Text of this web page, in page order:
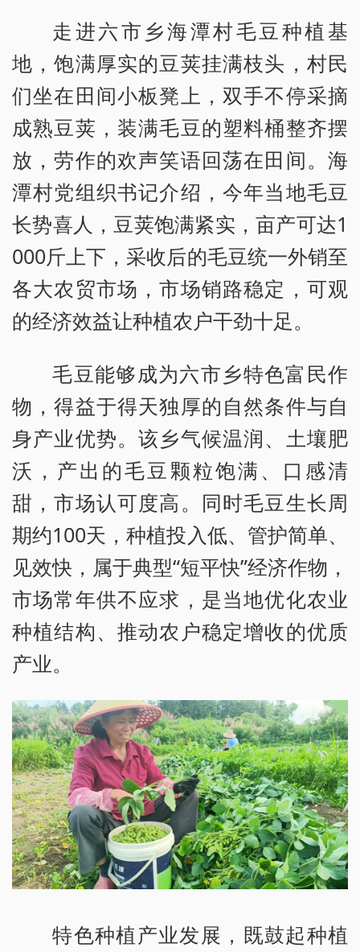
走进六市乡海潭村毛豆种植基
地，饱满厚实的豆荚挂满枝头，村民
们坐在田间小板凳上，双手不停采摘
成熟豆荚，装满毛豆的塑料桶整齐摆
放，劳作的欢声笑语回荡在田间。海
潭村党组织书记介绍，今年当地毛豆
长势喜人，豆荚饱满紧实，亩产可达1
000斤上下，采收后的毛豆统一外销至
各大农贸市场，市场销路稳定，可观
的经济效益让种植农户干劲十足。
毛豆能够成为六市乡特色富民作
物，得益于得天独厚的自然条件与自
身产业优势。该乡气候温润、土壤肥
沃，产出的毛豆颗粒饱满、口感清
甜，市场认可度高。同时毛豆生长周
期约100天，种植投入低、管护简单、
见效快，属于典型“短平快”经济作物，
市场常年供不应求，是当地优化农业
种植结构、推动农户稳定增收的优质
产业。
特色种植产业发展，既鼓起种植